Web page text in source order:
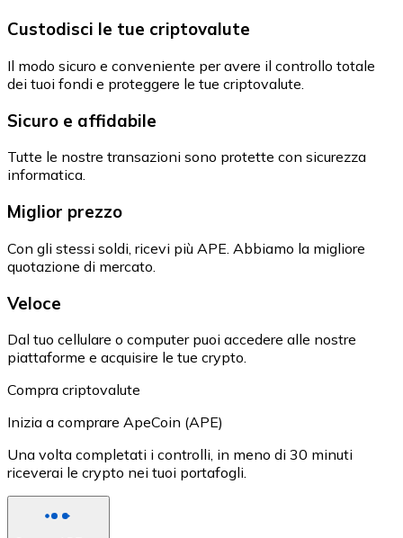
Custodisci le tue criptovalute
Il modo sicuro e conveniente per avere il controllo totale
dei tuoi fondi e proteggere le tue criptovalute.
Sicuro e affidabile
Tutte le nostre transazioni sono protette con sicurezza
informatica.
Miglior prezzo
Con gli stessi soldi, ricevi più APE. Abbiamo la migliore
quotazione di mercato.
Veloce
Dal tuo cellulare o computer puoi accedere alle nostre
piattaforme e acquisire le tue crypto.
Compra criptovalute
Inizia a comprare ApeCoin (APE)
Una volta completati i controlli, in meno di 30 minuti
riceverai le crypto nei tuoi portafogli.